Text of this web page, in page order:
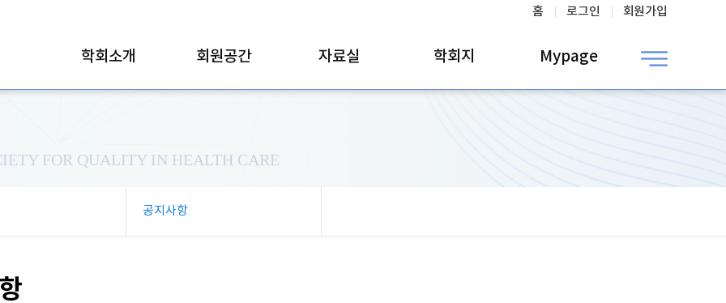
홈 로그인 회원가입
학회소개 회원공간 자료실 학회지 Mypage
FOR QUALITY IN HEALTH CARE
공지사항